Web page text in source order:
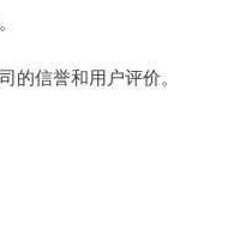
信誉和用户评价。